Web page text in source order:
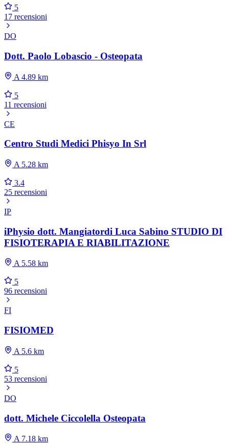
5
17 recensioni
DO
Dott. Paolo Lobascio - Osteopata
A 4.89 km
5
11 recensioni
CE
Centro Studi Medici Phisyo In Srl
A 5.28 km
3.4
25 recensioni
IP
iPhysio dott. Mangiatordi Luca Sabino STUDIO DI
FISIOTERAPIA E RIABILITAZIONE
A 5.58 km
5
96 recensioni
FI
FISIOMED
A 5.6 km
5
53 recensioni
DO
dott. Michele Ciccolella Osteopata
A 7.18 km